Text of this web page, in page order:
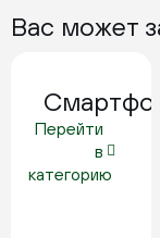
Вас может
Перейти
в
категорию